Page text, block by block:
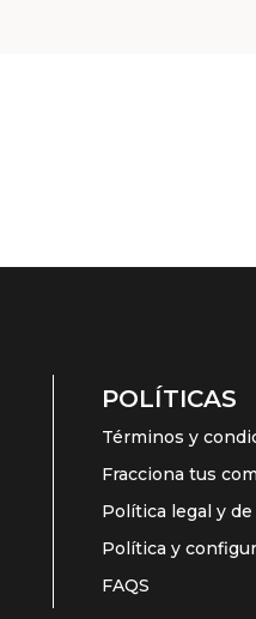
POLÍTICAS
Términos y
Fracciona tus
Política legal y
Política y
FAQS